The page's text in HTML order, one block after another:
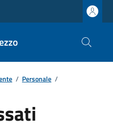
/ Personale /